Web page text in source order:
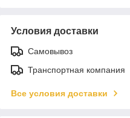
Условия доставки
Самовывоз
Транспортная компания
Все условия доставки